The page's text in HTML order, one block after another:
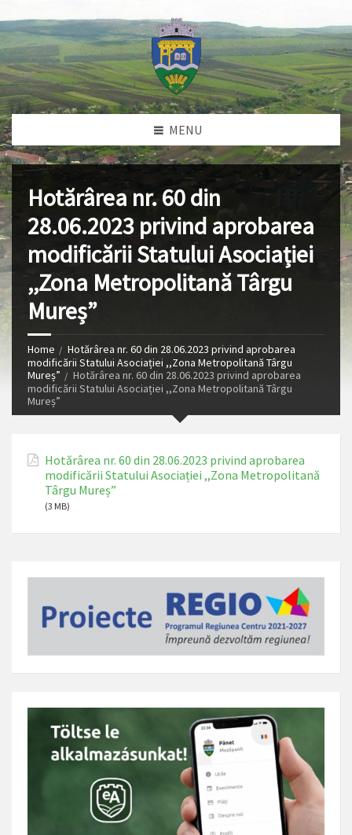
MENU
Hotărârea nr. 60 din
28.06.2023 privind aprobarea
modificării Statului Asociației
,,Zona Metropolitană Târgu
Mureș”
Home
Hotărârea nr. 60 din 28.06.2023 privind aprobarea
modificării Statului Asociației ,,Zona Metropolitană Târgu
Mureș”
Hotărârea nr. 60 din 28.06.2023 privind aprobarea
modificării Statului Asociației ,,Zona Metropolitană Târgu
Mureș”
Hotărârea nr. 60 din 28.06.2023 privind aprobarea
modificării Statului Asociației ,,Zona Metropolitană
Târgu Mureș”
(3 MB)